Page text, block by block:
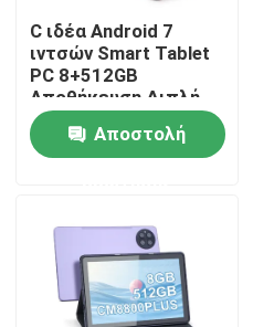
C ιδέα Android 7
ιντσών Smart Tablet
PC 8+512GB
Αποθήκευση Διπλή
κάμερα WiFi με θήκη
για εφήβους μάθηση /
ανάγνωση CM513
Αποστολή